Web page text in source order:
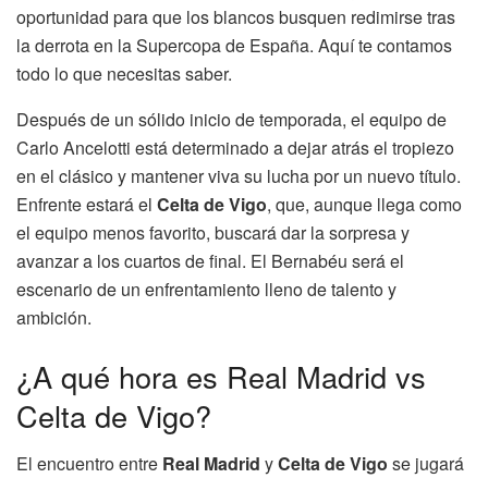
oportunidad para que los blancos busquen redimirse tras
la derrota en la Supercopa de España. Aquí te contamos
todo lo que necesitas saber.
Después de un sólido inicio de temporada, el equipo de
Carlo Ancelotti está determinado a dejar atrás el tropiezo
en el clásico y mantener viva su lucha por un nuevo título.
Enfrente estará el Celta de Vigo, que, aunque llega como
el equipo menos favorito, buscará dar la sorpresa y
avanzar a los cuartos de final. El Bernabéu será el
escenario de un enfrentamiento lleno de talento y
ambición.
¿A qué hora es Real Madrid vs
Celta de Vigo?
El encuentro entre Real Madrid yCelta de Vigo se jugará